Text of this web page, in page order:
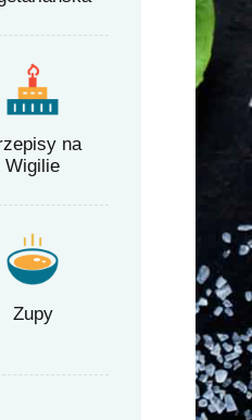
na
Wigilie
Zupy